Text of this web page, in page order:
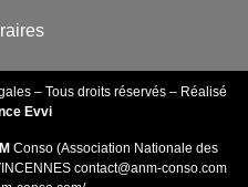
– Tous droits réservés – Réalisé
Evvi
Conso (Association Nationale des
contact@anm-conso.com